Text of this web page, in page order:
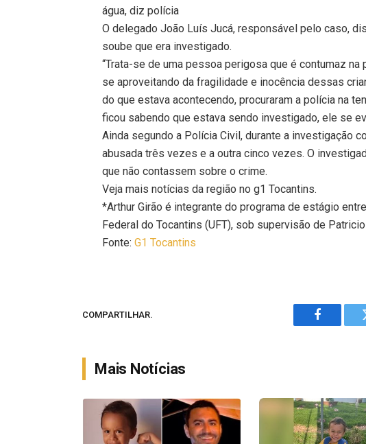
água, diz polícia
O delegado João Luís Jucá, responsável pelo caso,
soube que era investigado.
“Trata-se de uma pessoa perigosa que é contumaz
se aproveitando da fragilidade e inocência dessas
do que estava acontecendo, procuraram a polícia na
ficou sabendo que estava sendo investigado, ele se
Ainda segundo a Polícia Civil, durante a investigação
abusada três vezes e a outra cinco vezes. O
que não contassem sobre o crime.
Veja mais notícias da região no g1 Tocantins.
*Arthur Girão é integrante do programa de estágio
Federal do Tocantins (UFT), sob supervisão de
Fonte:G1 Tocantins
COMPARTILHAR.
Facebook
Mais Notícias